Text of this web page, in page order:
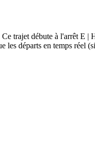
trajet débute à l'arrêt E |
départs en temps réel